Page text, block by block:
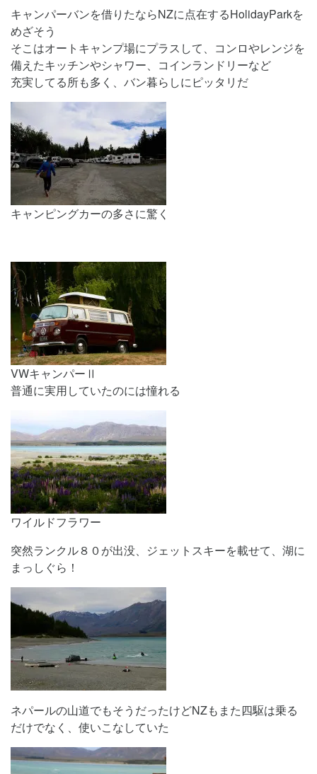
キャンパーバンを借りたならNZに点在するHolidayParkを
めざそう
そこはオートキャンプ場にプラスして、コンロやレンジを
備えたキッチンやシャワー、コインランドリーなど
充実してる所も多く、 バン暮らしにピッタリだ
キャンピングカーの多さに驚く
VWキャンパーⅡ
普通に実用していたのには憧れる
ワイルドフラワー
突然ランクル８０が出没、ジェットスキーを載せて、 湖に
まっしぐら！
ネパールの山道でもそうだったけどNZもまた四駆は乗る
だけでなく、使いこなしていた